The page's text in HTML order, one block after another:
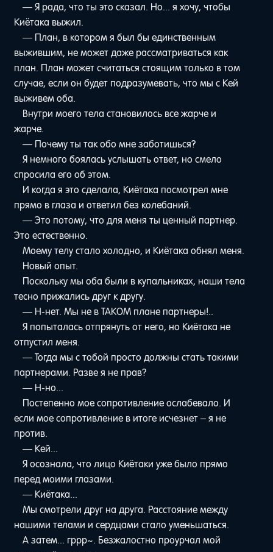
— Я рада, что ты это сказал. Но... я хочу, чтобы
Киётака выжил.
— План, в котором я был бы единственным
выжившим, не может даже рассматриваться как
план. План может считаться стоящим только в том
случае, если он будет подразумевать, что мы с Кей
выживем оба.
Внутри моего тела становилось все жарче и
жарче.
— Почему ты так обо мне заботишься?
Я немного боялась услышать ответ, но смело
спросила его об этом.
И когда я это сделала, Киётака посмотрел мне
прямо в глаза и ответил без колебаний.
— Это потому, что для меня ты ценный партнер.
Это естественно.
Моему телу стало холодно, и Киётака обнял меня.
Новый опыт.
Поскольку мы оба были в купальниках, наши тела
тесно прижались друг к другу.
— Н-нет. Мы не в ТАКОМ плане партнеры!..
Я попыталась отпрянуть от него, но Киётака не
отпустил меня.
— Тогда мы с тобой просто должны стать такими
партнерами. Разве я не прав?
— Н-но...
Постепенно мое сопротивление ослабевало. И
если мое сопротивление в итоге исчезнет – я не
против.
— Кей...
Я осознала, что лицо Киётаки уже было прямо
перед моими глазами.
— Киётака...
Мы смотрели друг на друга. Расстояние между
нашими телами и сердцами стало уменьшаться.
А затем... гррр~. Безжалостно проурчал мой